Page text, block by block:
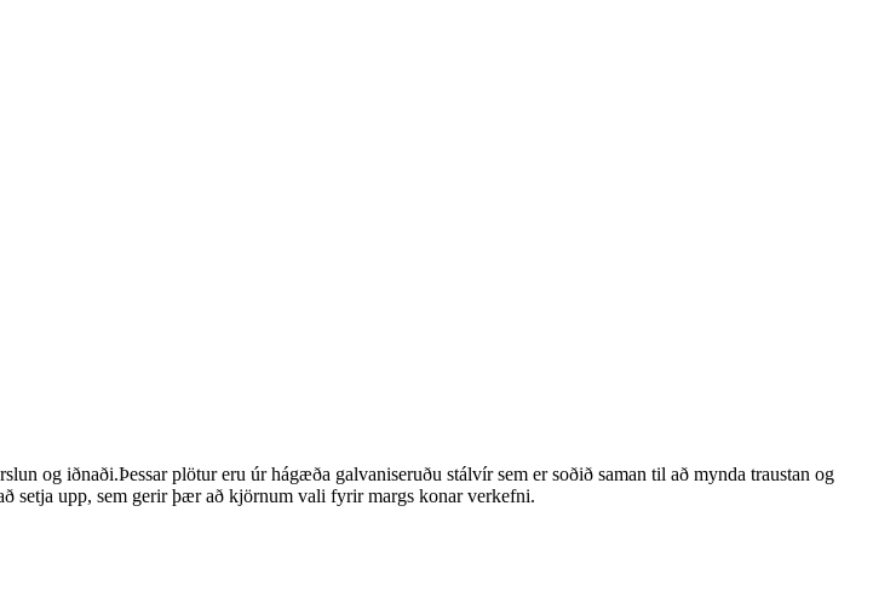
og iðnaði.Þessar plötur eru úr hágæða galvaniseruðu stálvír sem er soðið saman til að mynda traustan og
setja upp, sem gerir þær að kjörnum vali fyrir margs konar verkefni.